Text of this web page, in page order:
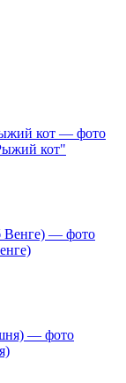
кот"